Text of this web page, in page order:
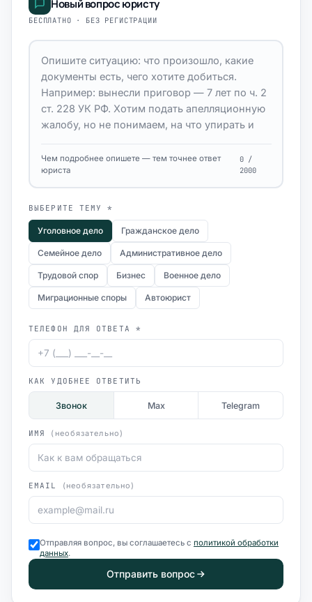
Новый вопрос юристу
БЕСПЛАТНО · БЕЗ РЕГИСТРАЦИИ
Чем подробнее опишете — тем точнее ответ
юриста
0 /
2000
ВЫБЕРИТЕ ТЕМУ *
Уголовное дело Гражданское дело
Семейное дело Административное дело
Трудовой спор Бизнес Военное дело
Миграционные споры Автоюрист
ТЕЛЕФОН ДЛЯ ОТВЕТА *
КАК УДОБНЕЕ ОТВЕТИТЬ
Звонок Max Telegram
ИМЯ (необязательно)
EMAIL (необязательно)
Отправляя вопрос, вы соглашаетесь с политикой обработки
данных.
Отправить вопрос